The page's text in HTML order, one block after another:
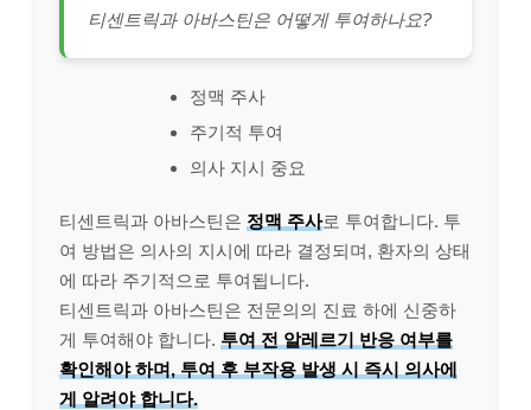
티센트릭과 아바스틴은 어떻게 투여하나요?
정맥 주사
주기적 투여
의사 지시 중요
티센트릭과 아바스틴은 정맥 주사로 투여합니다. 투
여 방법은 의사의 지시에 따라 결정되며, 환자의 상태
에 따라 주기적으로 투여됩니다.
티센트릭과 아바스틴은 전문의의 진료 하에 신중하
게 투여해야 합니다. 투여 전 알레르기 반응 여부를
확인해야 하며, 투여 후 부작용 발생 시 즉시 의사에
게 알려야 합니다.